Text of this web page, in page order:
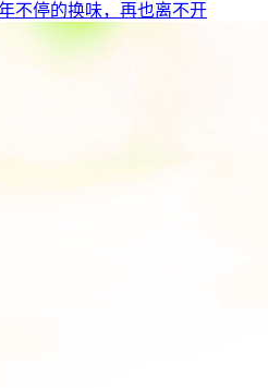
不停的换味，再也离不开